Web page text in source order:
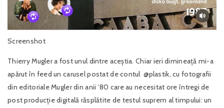
Screenshot
Thierry Mugler a fost unul dintre aceștia. Chiar ieri dimineață mi-a
apărut în feed un carusel postat de contul @plastik, cu fotografii
din editoriale Mugler din anii ’80 care au necesitat ore întregi de
post producție digitală răsplătite de testul suprem al timpului: un